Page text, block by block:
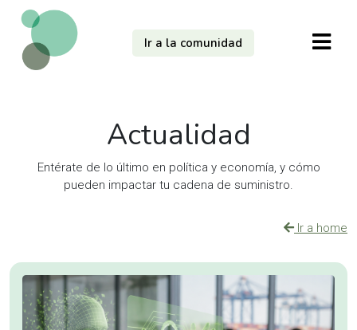
Ir a la comunidad
Actualidad
Entérate de lo último en política y economía, y cómo
pueden impactar tu cadena de suministro.
Ir a home